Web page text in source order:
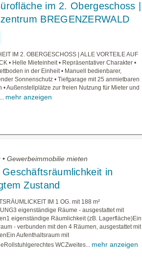
im 2. Obergeschoss |
BREGENZERWALD
IM 2. OBERGESCHOSS | ALLE VORTEILE AUF
• Helle Mieteinheit • Repräsentativer Charakter •
in der Einheit • Manuell bedienbarer,
Sonnenschutz • Tiefgarage mit 25 anmietbaren
• Außenstellplätze zur freien Nutzung für Mieter und
mehr anzeigen
• Gewerbeimmobilie mieten
in
Zustand
IM 1 OG. mit 188 m²
eigenständige Räume - ausgestattet mit
eigenständige Räumlichkeit (zB. Lagerfläche)Ein
- verbunden mit den 4 Räumen, ausgestattet mit
Aufenthaltsraum mit
WCZweites... mehr anzeigen